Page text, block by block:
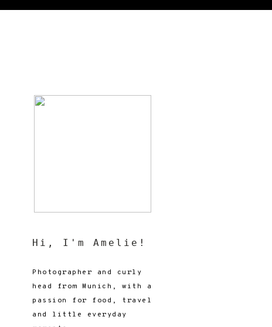
Hi, I'm Amelie!
Photographer and curly
head from Munich, with a
passion for food, travel
and little everyday